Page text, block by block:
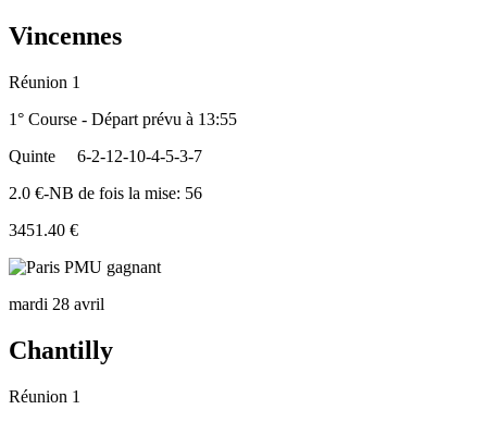
Vincennes
Réunion 1
1° Course - Départ prévu à 13:55
Quinte
6-2-12-10-4-5-3-7
2.0 €-NB de fois la mise: 56
3451.40 €
mardi 28 avril
Chantilly
Réunion 1